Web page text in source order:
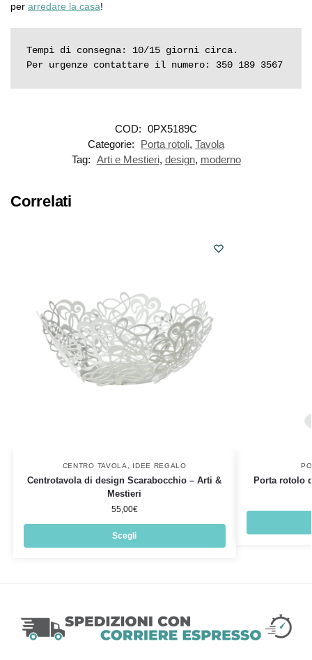
per arredare la casa!
Tempi di consegna: 10/15 giorni circa.
Per urgenze contattare il numero: 350 189 3567
COD: 0PX5189C
Categorie:
Porta rotoli, Tavola
Tag: Arti e Mestieri, design, moderno
Correlati
CENTRO TAVOLA IDEE REGALO
Centrotavola di design Scarabocchio – Arti &
Mestieri
55,00€
Scegli
Porta rotolo